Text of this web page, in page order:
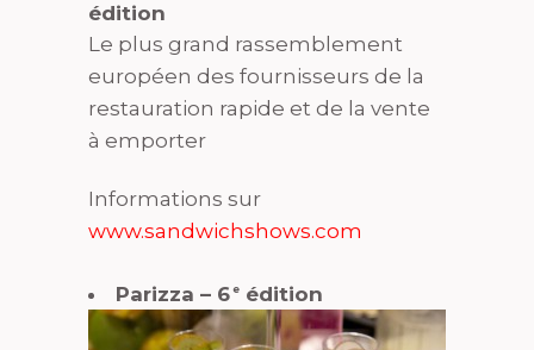
édition
Le plus grand rassemblement
européen des fournisseurs de la
restauration rapide et de la vente
à emporter
Informations sur
www.sandwichshows.com
Parizza – 6 e édition